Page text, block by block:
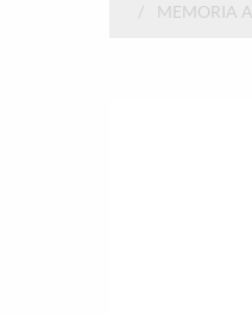
MEMORIA